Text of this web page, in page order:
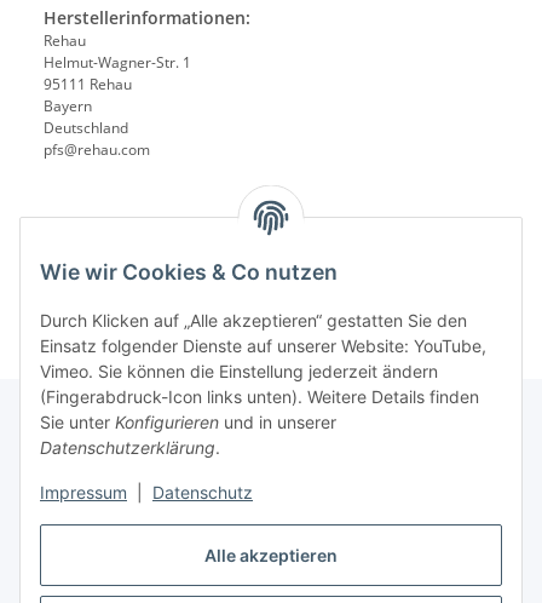
Alle akzeptieren
Wie wir Cookies & Co nutzen
Durch Klicken auf „Alle akzeptieren“ gestatten Sie den
Einsatz folgender Dienste auf unserer Website: YouTube,
Vimeo. Sie können die Einstellung jederzeit ändern
(Fingerabdruck-Icon links unten). Weitere Details finden
Sie unter Konfigurieren und in unserer
Datenschutzerklärung.
Impressum Datenschutz
Herstellerinformationen:
Rehau
Helmut-Wagner-Str. 1
95111 Rehau
Bayern
Deutschland
pfs@rehau.com
Gesetzliche Informationen